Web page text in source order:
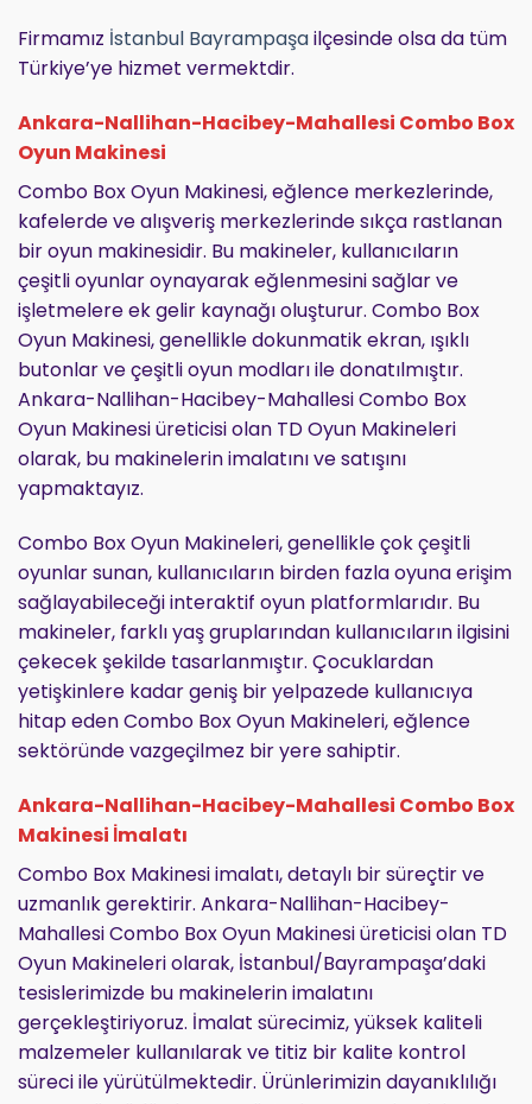
Firmamız İstanbul Bayrampaşailçesinde olsa da tüm
Türkiye’ye hizmet vermektdir.
Ankara-Nallihan-Hacibey-Mahallesi Combo Box
Oyun Makinesi
Combo Box Oyun Makinesi, eğlence merkezlerinde,
kafelerde ve alışveriş merkezlerinde sıkça rastlanan
bir oyun makinesidir. Bu makineler, kullanıcıların
çeşitli oyunlar oynayarak eğlenmesini sağlar ve
işletmelere ek gelir kaynağı oluşturur. Combo Box
Oyun Makinesi, genellikle dokunmatik ekran, ışıklı
butonlar ve çeşitli oyun modları ile donatılmıştır.
Ankara-Nallihan-Hacibey-Mahallesi Combo Box
Oyun Makinesi üreticisi olan TD Oyun Makineleri
olarak, bu makinelerin imalatını ve satışını
yapmaktayız.
Combo Box Oyun Makineleri, genellikle çok çeşitli
oyunlar sunan, kullanıcıların birden fazla oyuna erişim
sağlayabileceği interaktif oyun platformlarıdır. Bu
makineler, farklı yaş gruplarından kullanıcıların ilgisini
çekecek şekilde tasarlanmıştır. Çocuklardan
yetişkinlere kadar geniş bir yelpazede kullanıcıya
hitap eden Combo Box Oyun Makineleri, eğlence
sektöründe vazgeçilmez bir yere sahiptir.
Ankara-Nallihan-Hacibey-Mahallesi Combo Box
Makinesi İmalatı
Combo Box Makinesi imalatı, detaylı bir süreçtir ve
uzmanlık gerektirir. Ankara-Nallihan-Hacibey-
Mahallesi Combo Box Oyun Makinesi üreticisi olan TD
Oyun Makineleri olarak, İstanbul/Bayrampaşa’daki
tesislerimizde bu makinelerin imalatını
gerçekleştiriyoruz. İmalat sürecimiz, yüksek kaliteli
malzemeler kullanılarak ve titiz bir kalite kontrol
süreci ile yürütülmektedir. Ürünlerimizin dayanıklılığı